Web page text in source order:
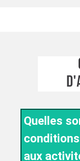
Quelles
aux